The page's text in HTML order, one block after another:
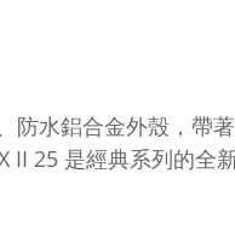
防水鋁合金外殼，帶
25 是經典系列的全